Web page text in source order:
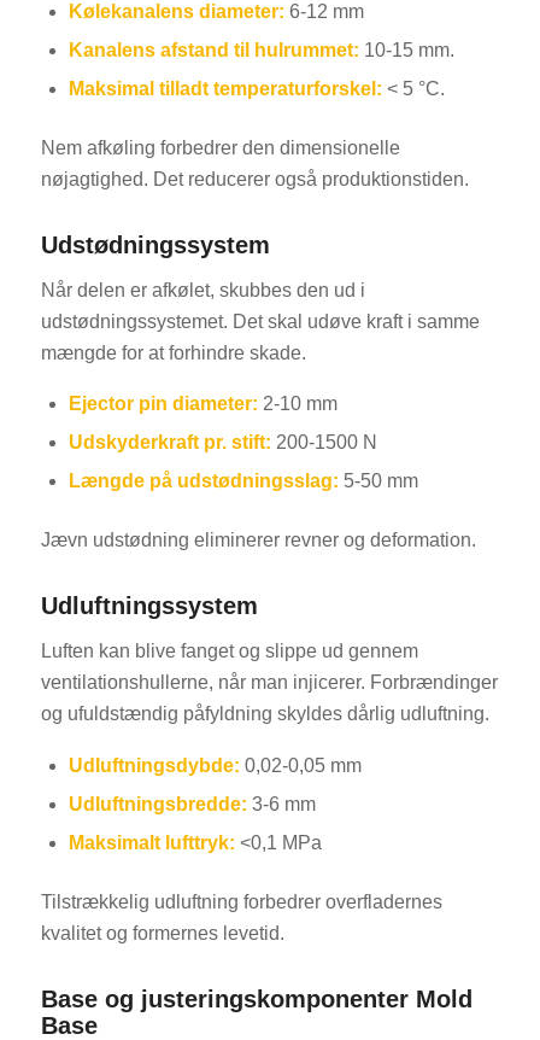
Kølekanalens diameter: 6-12 mm
Kanalens afstand til hulrummet: 10-15 mm.
Maksimal tilladt temperaturforskel: < 5 °C.
Nem afkøling forbedrer den dimensionelle
nøjagtighed. Det reducerer også produktionstiden.
Udstødningssystem
Når delen er afkølet, skubbes den ud i
udstødningssystemet. Det skal udøve kraft i samme
mængde for at forhindre skade.
Ejector pin diameter: 2-10 mm
Udskyderkraft pr. stift: 200-1500 N
Længde på udstødningsslag: 5-50 mm
Jævn udstødning eliminerer revner og deformation.
Udluftningssystem
Luften kan blive fanget og slippe ud gennem
ventilationshullerne, når man injicerer. Forbrændinger
og ufuldstændig påfyldning skyldes dårlig udluftning.
Udluftningsdybde: 0,02-0,05 mm
Udluftningsbredde: 3-6 mm
Maksimalt lufttryk: <0,1 MPa
Tilstrækkelig udluftning forbedrer overfladernes
kvalitet og formernes levetid.
Base og justeringskomponenter Mold
Base